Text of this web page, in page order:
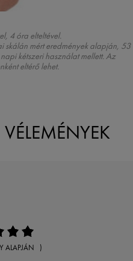
4 óra elteltével.
skálán mért eredmények alapján, 53
kétszeri használat mellett. Az
eltérő lehet.
ALAPJÁN )